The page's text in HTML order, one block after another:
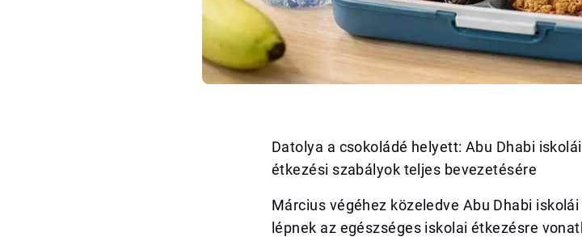
Datolya a csokoládé helyett: Abu Dhabi
étkezési szabályok teljes bevezetésére
Március végéhez közeledve Abu Dhabi
lépnek az egészséges iskolai étkezésre